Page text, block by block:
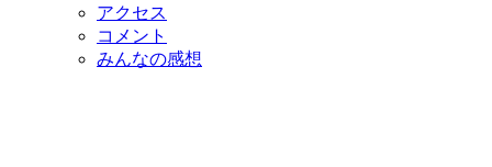
アクセス
コメント
みんなの感想